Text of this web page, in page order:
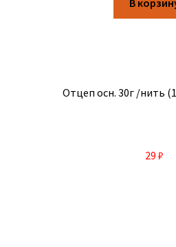
В
Отцеп осн. 30г /нить
29 ₽